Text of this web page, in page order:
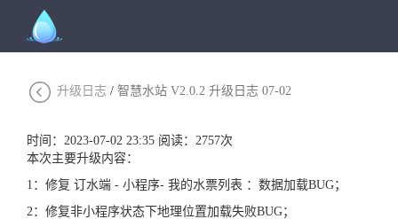
升级日志 智慧水站 V2.0.2 升级日志 07-02
时间：2023-07-02 23:35 阅读：2757次
本次主要升级内容：
1：修复 订水端 - 小程序- 我的水票列表 ：数据加载BUG；
2：修复非小程序状态下地理位置加载失败BUG；